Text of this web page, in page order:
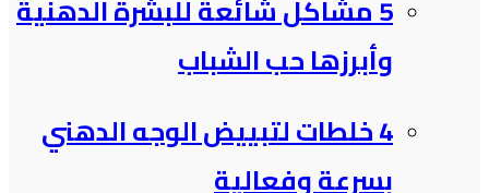
5 مشاكل شائعة للبشرة الدهنية
وأبرزها حب الشباب
4 خلطات لتبييض الوجه الدهني
بسرعة وفعالية